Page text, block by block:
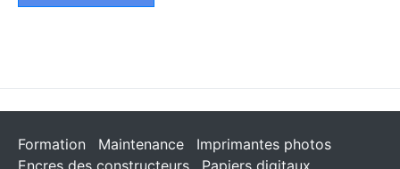
Formation Maintenance
Imprimantes photos